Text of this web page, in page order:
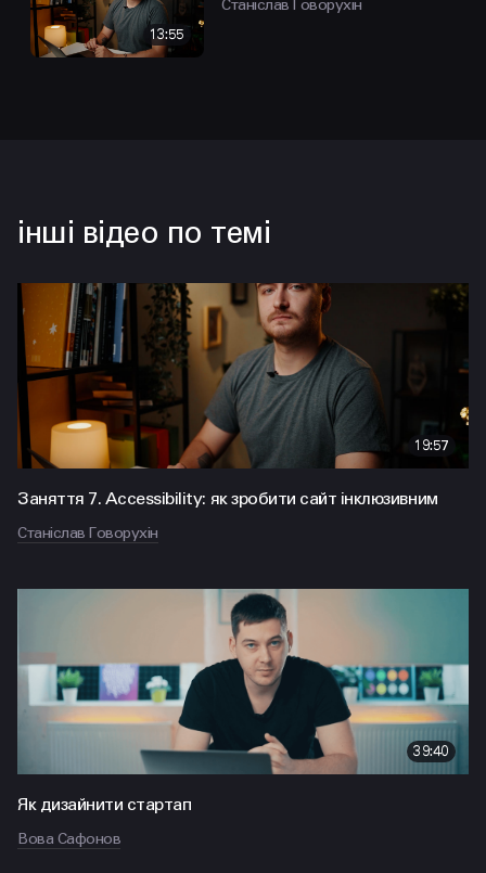
13:55
Станіслав Говорухін
інші відео по темі
19:57
Заняття 7. Accessibility: як зробити сайт інклюзивним
Станіслав Говорухін
39:40
Як дизайнити стартап
Вова Сафонов